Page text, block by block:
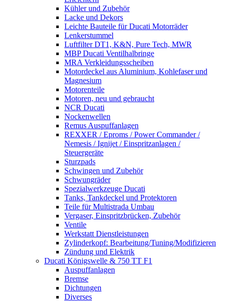
Kühler und Zubehör
Lacke und Dekors
Leichte Bauteile für Ducati Motorräder
Lenkerstummel
Luftfilter DT1, K&N, Pure Tech, MWR
MBP Ducati Ventilhalbringe
MRA Verkleidungsscheiben
Motordeckel aus Aluminium, Kohlefaser und
Magnesium
Motorenteile
Motoren, neu und gebraucht
NCR Ducati
Nockenwellen
Remus Auspuffanlagen
REXXER / Eproms / Power Commander /
Nemesis / Ignijet / Einspritzanlagen /
Steuergeräte
Sturzpads
Schwingen und Zubehör
Schwungräder
Spezialwerkzeuge Ducati
Tanks, Tankdeckel und Protektoren
Teile für Multistrada Umbau
Vergaser, Einspritzbrücken, Zubehör
Ventile
Werkstatt Dienstleistungen
Zylinderkopf: Bearbeitung/Tuning/Modifizieren
Zündung und Elektrik
Ducati Königswelle & 750 TT F1
Auspuffanlagen
Bremse
Dichtungen
Diverses